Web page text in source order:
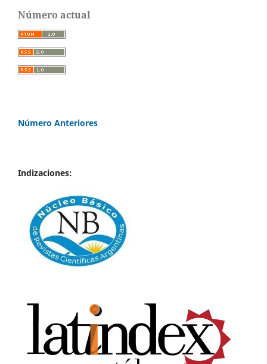
Número actual
Número Anteriores
Indizaciones: